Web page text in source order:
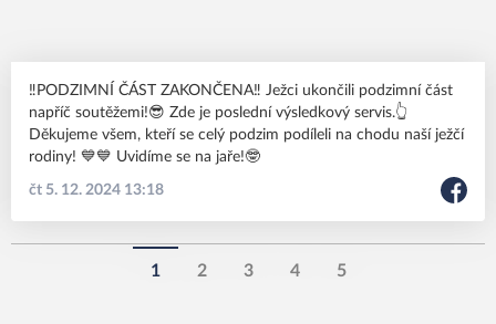
‼PODZIMNÍ ČÁST ZAKONČENA‼ Ježci ukončili podzimní část
napříč soutěžemi!😎 Zde je poslední výsledkový servis.👆
Děkujeme všem, kteří se celý podzim podíleli na chodu naší ježčí
rodiny! 💙💙 Uvidíme se na jaře!🤓
čt 5. 12. 2024 13:18
1 2 3 4 5